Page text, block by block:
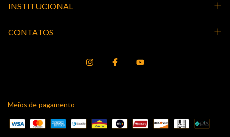
INSTITUCIONAL
CONTATOS
Meios de pagamento